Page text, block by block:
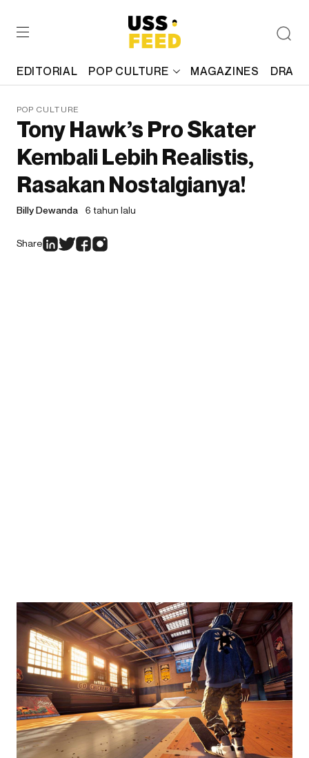
EDITORIAL POP CULTURE MAGAZINES
POP CULTURE
Tony Hawk’s Pro Skater
Kembali Lebih Realistis,
Rasakan Nostalgianya!
Billy Dewanda 6 tahun lalu
Share